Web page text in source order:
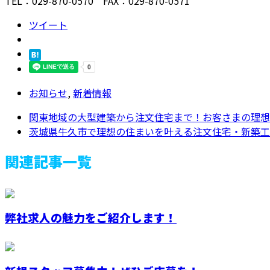
ツイート
お知らせ, 新着情報
関東地域の大型建築から注文住宅まで！お客さまの理
茨城県牛久市で理想の住まいを叶える注文住宅・新築
関連記事一覧
弊社求人の魅力をご紹介します！